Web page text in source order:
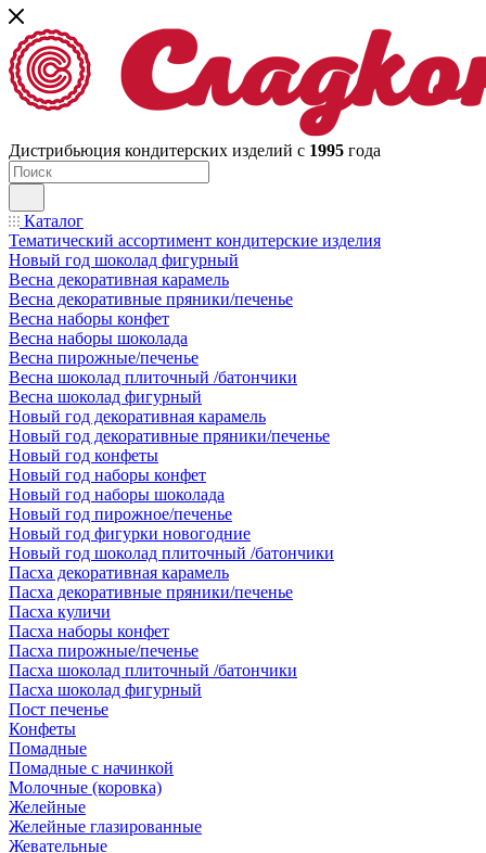
Дистрибьюция кондитерских изделий с 1995 года
Каталог
Тематический ассортимент кондитерские изделия
Новый год шоколад фигурный
Весна декоративная карамель
Весна декоративные пряники/печенье
Весна наборы конфет
Весна наборы шоколада
Весна пирожные/печенье
Весна шоколад плиточный /батончики
Весна шоколад фигурный
Новый год декоративная карамель
Новый год декоративные пряники/печенье
Новый год конфеты
Новый год наборы конфет
Новый год наборы шоколада
Новый год пирожное/печенье
Новый год фигурки новогодние
Новый год шоколад плиточный /батончики
Пасха декоративная карамель
Пасха декоративные пряники/печенье
Пасха куличи
Пасха наборы конфет
Пасха пирожные/печенье
Пасха шоколад плиточный /батончики
Пасха шоколад фигурный
Пост печенье
Конфеты
Помадные
Помадные с начинкой
Молочные (коровка)
Желейные
Желейные глазированные
Жевательные